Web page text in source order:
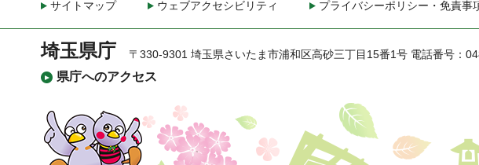
サイトマップ ウェブアクセシビリティ プライバシーポリシー・免責事
埼玉県庁
県庁へのアクセス
〒330-9301 埼玉県さいたま市浦和区高砂三丁目15番1号 電話番号：